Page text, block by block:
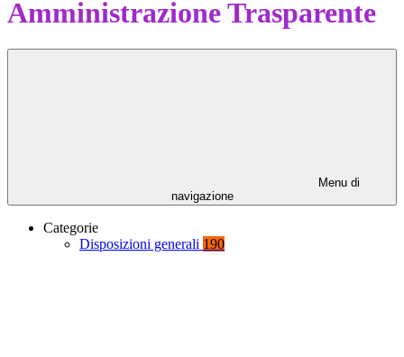
Amministrazione Trasparente
Menu di
navigazione
Categorie
Disposizioni generali 190